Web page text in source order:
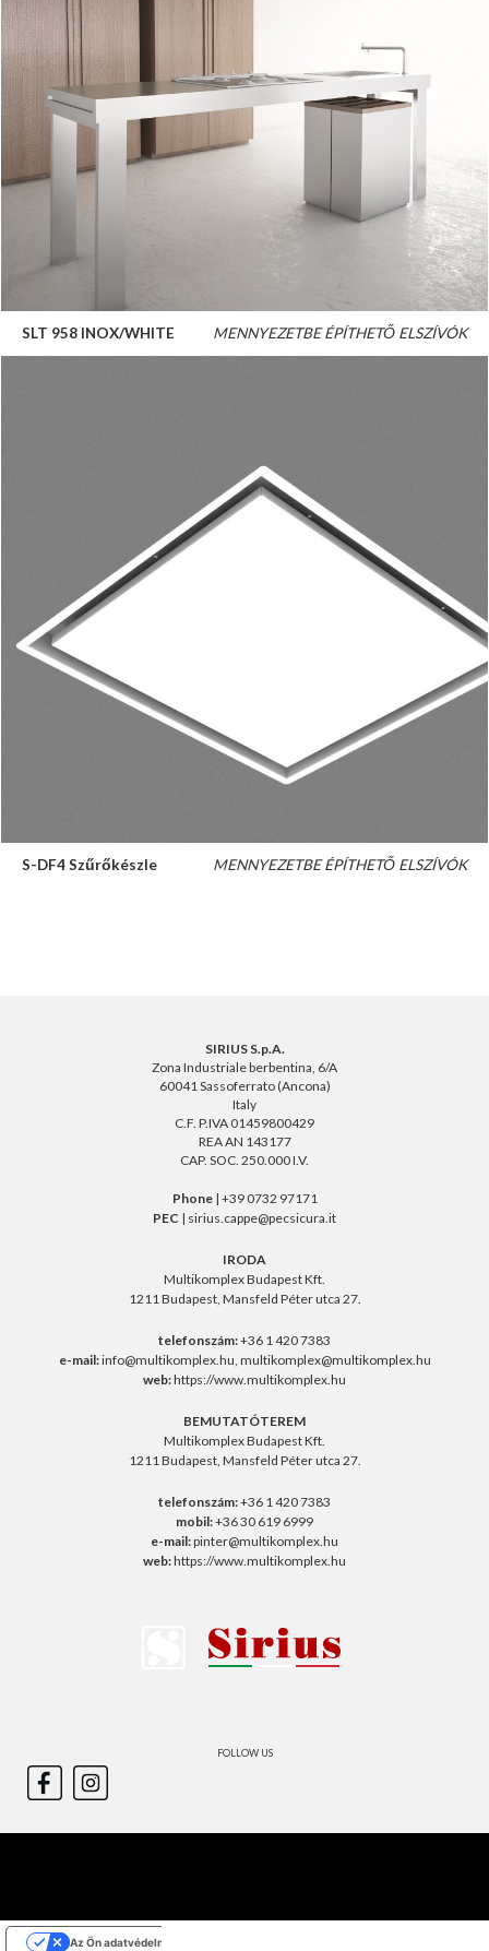
SLT 958 INOX/WHITE MENNYEZETBE ÉPÍTHETŐ ELSZÍVÓK
S-DF4 Szűrőkészle MENNYEZETBE ÉPÍTHETŐ ELSZÍVÓK
SIRIUS S.p.A.
Zona Industriale berbentina, 6/A
60041 Sassoferrato (Ancona)
Italy
C.F. P.IVA 01459800429
REA AN 143177
CAP. SOC. 250.000 I.V.
Phone| +39 0732 97171
PEC | sirius.cappe@pecsicura.it
IRODA
Multikomplex Budapest Kft.
1211 Budapest, Mansfeld Péter utca 27.
telefonszám:+36 1 420 7383
e-mail:info@multikomplex.hu, multikomplex@multikomplex.hu
web:https://www.multikomplex.hu
BEMUTATÓTEREM
Multikomplex Budapest Kft.
1211 Budapest, Mansfeld Péter utca 27.
telefonszám:+36 1 420 7383
mobil:+36 30 619 6999
e-mail:pinter@multikomplex.hu
web:https://www.multikomplex.hu
FOLLOW US
Az Ön adatvédelmi választásai